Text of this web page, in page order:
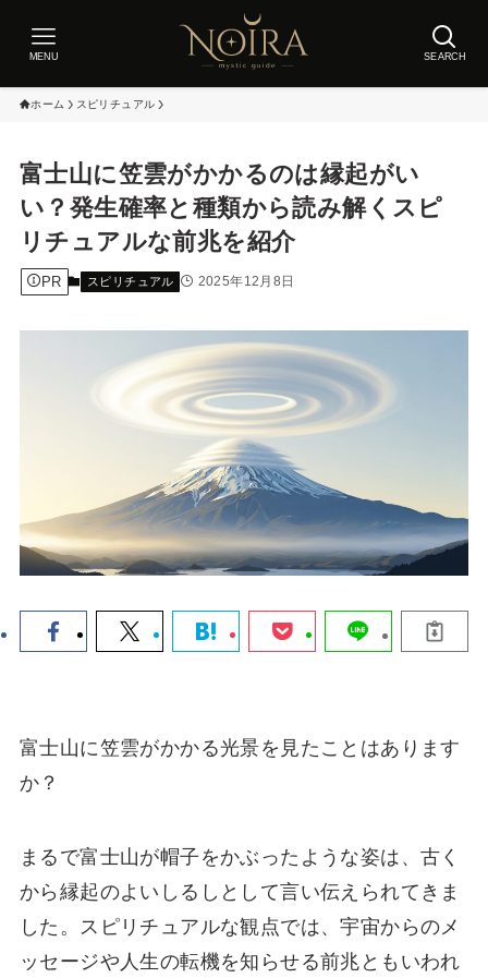
SEARCH
MENU
ホーム スピリチュアル
富士山に笠雲がかかるのは縁起がい
い？発生確率と種類から読み解くスピ
リチュアルな前兆を紹介
PR スピリチュアル 2025年12月8日
富士山に笠雲がかかる光景を見たことはあります
か？
まるで富士山が帽子をかぶったような姿は、古く
から縁起のよいしるしとして言い伝えられてきま
した。スピリチュアルな観点では、宇宙からのメ
ッセージや人生の転機を知らせる前兆ともいわれ